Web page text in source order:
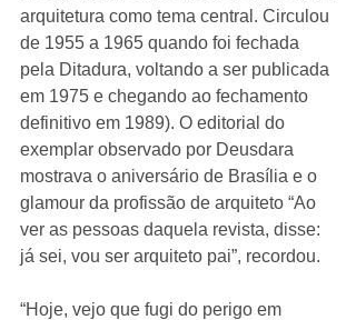
arquitetura como tema central. Circulou
de 1955 a 1965 quando foi fechada
pela Ditadura, voltando a ser publicada
em 1975 e chegando ao fechamento
definitivo em 1989). O editorial do
exemplar observado por Deusdara
mostrava o aniversário de Brasília e o
glamour da profissão de arquiteto “Ao
ver as pessoas daquela revista, disse:
já sei, vou ser arquiteto pai”, recordou.
“Hoje, vejo que fugi do perigo em